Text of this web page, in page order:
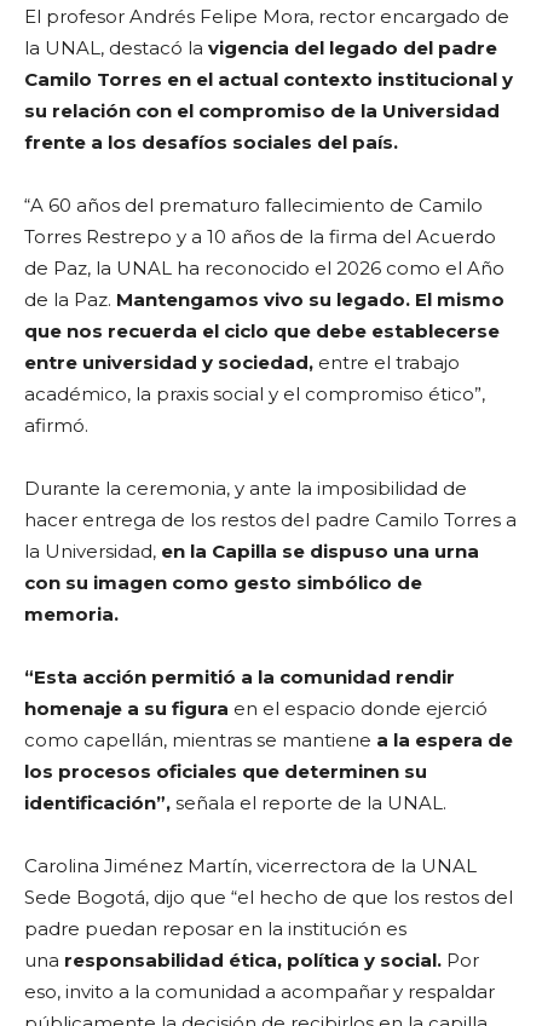
El profesor Andrés Felipe Mora, rector encargado de
la UNAL, destacó la vigencia del legado del padre
Camilo Torres en el actual contexto institucional y
su relación con el compromiso de la Universidad
frente a los desafíos sociales del país.
“A 60 años del prematuro fallecimiento de Camilo
Torres Restrepo y a 10 años de la firma del Acuerdo
de Paz, la UNAL ha reconocido el 2026 como el Año
de la Paz. Mantengamos vivo su legado. El mismo
que nos recuerda el ciclo que debe establecerse
entre universidad y sociedad, entre el trabajo
académico, la praxis social y el compromiso ético”,
afirmó.
Durante la ceremonia, y ante la imposibilidad de
hacer entrega de los restos del padre Camilo Torres a
la Universidad, en la Capilla se dispuso una urna
con su imagen como gesto simbólico de
memoria.
“Esta acción permitió a la comunidad rendir
homenaje a su figura en el espacio donde ejerció
como capellán, mientras se mantiene a la espera de
los procesos oficiales que determinen su
identificación”, señala el reporte de la UNAL.
Carolina Jiménez Martín, vicerrectora de la UNAL
Sede Bogotá, dijo que “el hecho de que los restos del
padre puedan reposar en la institución es
una responsabilidad ética, política y social. Por
eso, invito a la comunidad a acompañar y respaldar